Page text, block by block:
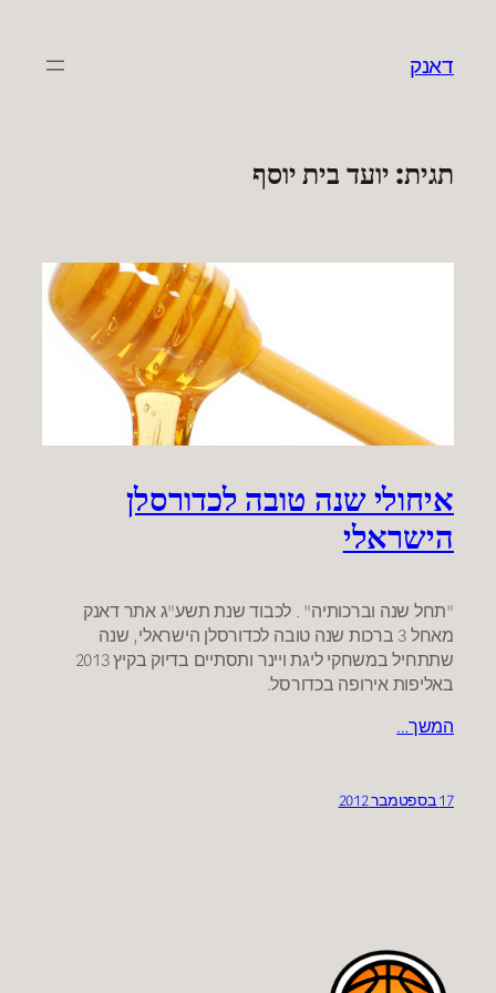
דאנק
תגית:יועד בית יוסף
איחולי שנה טובה לכדורסלן
הישראלי
"תחל שנה וברכותיה" . לכבוד שנת תשע"ג אתר דאנק
מאחל 3 ברכות שנה טובה לכדורסלן הישראלי, שנה
שתתחיל במשחקי ליגת ויינר ותסתיים בדיוק בקיץ 2013
באליפות אירופה בכדורסל.
המשך…
17 בספטמבר 2012